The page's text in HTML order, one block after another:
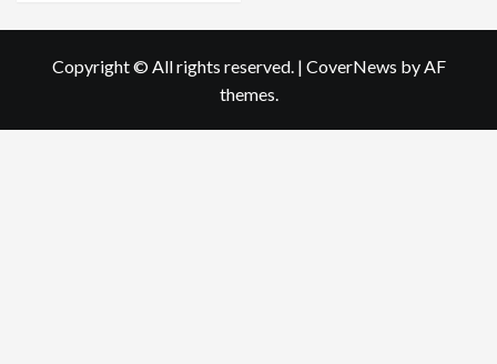
Copyright © All rights reserved. | CoverNews by AF
themes.